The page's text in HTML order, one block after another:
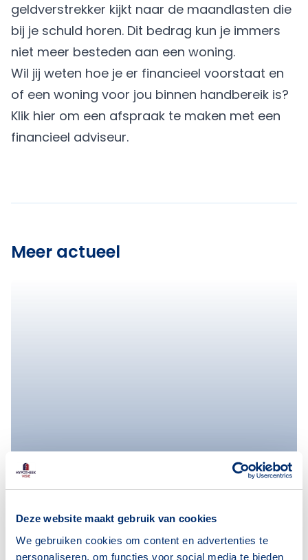
Deze website maakt gebruik van cookies
We gebruiken cookies om content en advertenties te
personaliseren, om functies voor social media te bieden
geldverstrekker kijkt naar de maandlasten die
bij je schuld horen. Dit bedrag kun je immers
niet meer besteden aan een woning.
Wil jij weten hoe je er financieel voorstaat en
of een woning voor jou binnen handbereik is?
Klik hier om een afspraak te maken met een
financieel adviseur.
Meer actueel
Blog De invloed van een